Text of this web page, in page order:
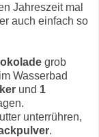
Jahreszeit mal
auch einfach so
grob
im Wasserbad
und 1
unterrühren,
.